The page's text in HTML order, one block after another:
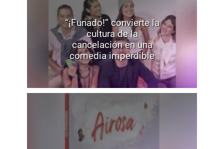
“¡Funado!” convierte la
cultura de la
cancelación en una
comedia imperdible